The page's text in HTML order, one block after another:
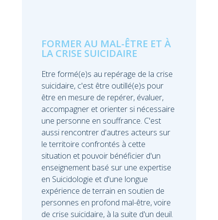
FORMER AU MAL-ÊTRE ET À
LA CRISE SUICIDAIRE
Etre formé(e)s au repérage de la crise
suicidaire, c'est être outillé(e)s pour
être en mesure de repérer, évaluer,
accompagner et orienter si nécessaire
une personne en souffrance. C'est
aussi rencontrer d'autres acteurs sur
le territoire confrontés à cette
situation et pouvoir bénéficier d'un
enseignement basé sur une expertise
en Suicidologie et d'une longue
expérience de terrain en soutien de
personnes en profond mal-être, voire
de crise suicidaire, à la suite d'un deuil.